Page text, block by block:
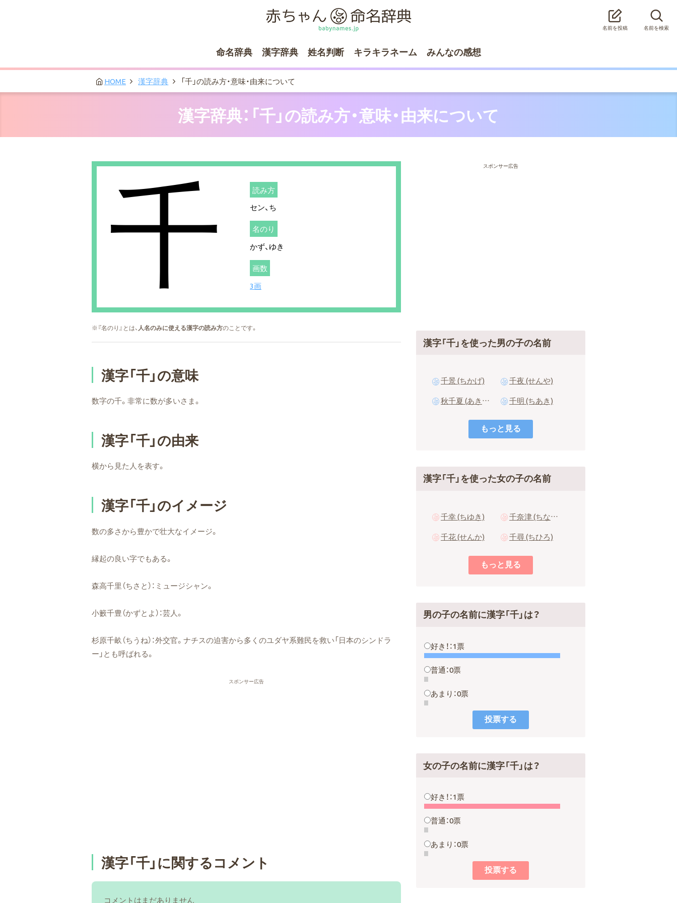
名前を投稿 名前を検索
命名辞典 漢字辞典 姓名判断 キラキラネーム みんなの感想
HOME 漢字辞典 「千」の読み方・意味・由来について
漢字辞典：「千」の読み方・意味・由来について
千
読み方
セン、ち
名のり
かず、ゆき
画数
3画
※『名のり』とは、 人名のみに使える漢字の読み方のことです。
漢字「千」の意味
数字の千。非常に数が多いさま。
漢字「千」の由来
横から見た人を表す。
漢字「千」のイメージ
数の多さから豊かで壮大なイメージ。
縁起の良い字でもある。
森高千里（ちさと）：ミュージシャン。
小籔千豊（かずとよ）：芸人。
杉原千畝（ちうね）：外交官。ナチスの迫害から多くのユダヤ系難民を救い「日本のシンドラ
ー」とも呼ばれる。
スポンサー広告
漢字「千」に関するコメント
コメントはまだありません
スポンサー広告
漢字「千」を使った男の子の名前
千景 (ちかげ)
千夜 (せんや)
秋千夏 (あきちか)
千明 (ちあき)
漢字「千」を使った女の子の名前
千幸 (ちゆき)
千奈津 (ちなつ)
千花 (せんか)
千尋 (ちひろ)
男の子の名前に漢字「千」は？
好き！：1票
普通：0票
あまり：0票
女の子の名前に漢字「千」は？
好き！：1票
普通：0票
あまり：0票